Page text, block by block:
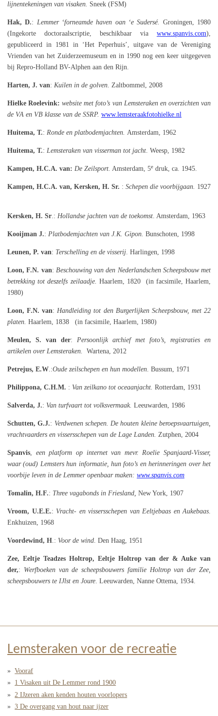
lijnentekeningen van visaken. Sneek (FSM)
Hak, D.: Lemmer ‘forneamde haven oan ‘e Sudersé. Groningen, 1980
(Ingekorte doctoraalscriptie, beschikbaar via www.spanvis.com),
gepubliceerd in 1981 in ‘Het Peperhuis’, uitgave van de Vereniging
Vrienden van het Zuiderzeemuseum en in 1990 nog een keer uitgegeven
bij Repro-Holland BV-Alphen aan den Rijn.
Harten, J. van: Kuilen in de golven. Zaltbommel, 2008
Hielke Roelevink: website met foto’s van Lemsteraken en overzichten van
de VA en VB klasse van de SSRP. www.lemsteraakfotohielke.nl
Huitema, T.: Ronde en platbodemjachten. Amsterdam, 1962
Huitema, T.: Lemsteraken van visserman tot jacht. Weesp, 1982
Kampen, H.C.A. van: De Zeilsport. Amsterdam, 5e druk, ca. 1945.
Kampen, H.C.A. van, Kersken, H. Sr. : Schepen die voorbijgaan. 1927
Kersken, H. Sr.: Hollandse jachten van de toekomst. Amsterdam, 1963
Kooijman J.: Platbodemjachten van J.K. Gipon. Bunschoten, 1998
Leunen, P. van: Terschelling en de visserij. Harlingen, 1998
Loon, F.N. van: Beschouwing van den Nederlandschen Scheepsbouw met
betrekking tot deszelfs zeilaadje. Haarlem, 1820 (in facsimile, Haarlem,
1980)
Loon, F.N. van:Handleiding tot den Burgerlijken Scheepsbouw, met 22
platen. Haarlem, 1838 (in facsimile, Haarlem, 1980)
Meulen, S. van der: Persoonlijk archief met foto’s, registraties en
artikelen over Lemsteraken.
Wartena, 2012
Petrejus, E.W.:Oude zeilschepen en hun modellen. Bussum, 1971
Philippona, C.H.M. : Van zeilkano tot oceaanjacht. Rotterdam, 1931
Salverda, J.: Van turfvaart tot volksvermaak. Leeuwarden, 1986
Schutten, G.J.: Verdwenen schepen. De houten kleine beroepsvaartuigen,
vrachtvaarders en vissersschepen van de Lage Landen. Zutphen, 2004
Spanvis, een platform op internet van mevr. Roelie Spanjaard-Visser,
waar (oud) Lemsters hun informatie, hun foto’s en herinneringen over het
voorbije leven in de Lemmer openbaar maken: www.spanvis.com
Tomalin, H.F.: Three vagabonds in Friesland, New York, 1907
Vroom, U.E.E.: Vracht- en vissersschepen van Eeltjebaas en Aukebaas.
Enkhuizen, 1968
Voordewind, H.: Voor de wind. Den Haag, 1951
Zee, Eeltje Teadzes Holtrop, Eeltje Holtrop van der & Auke van
der,: Werfboeken van de scheepsbouwers familie Holtrop van der Zee,
scheepsbouwers te IJlst en Joure. Leeuwarden, Nanne Ottema, 1934.
Lemsteraken voor de recreatie
Vooraf
1 Visaken uit De Lemmer rond 1900
2 IJzeren aken kenden houten voorlopers
3 De overgang van hout naar ijzer